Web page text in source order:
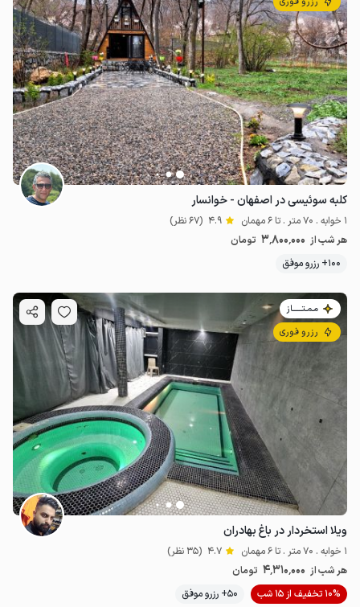
میلیون ت 4.9
1.3میلیون ت 4.9
کلبه سوئیسی در اصفهان - خوانسار
1 خوابه . 70 متر . تا 6 مهمان 4.9 (67 نظر)
هر شب از 3٬800٬000 تومان
100+ رزرو موفق
مـمـتــــــاز
رزرو فوری
ویلا استخردار در باغ بهادران
1 خوابه . 70 متر . تا 6 مهمان 4.7 (35 نظر)
هر شب از 4٬310٬000 تومان
10% تخفیف از 15 شب
50+ رزرو موفق